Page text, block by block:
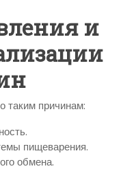
и
таким причинам:
пищеварения.
обмена.